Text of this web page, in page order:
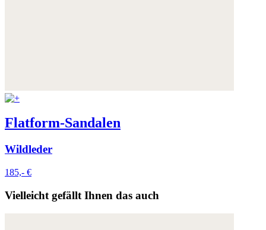
Flatform-Sandalen
Wildleder
185,- €
Vielleicht gefällt Ihnen das auch